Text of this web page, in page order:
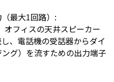
最大1回路）:
フィスの天井スピーカー
、電話機の受話器からダイ
グ）を流すための出力端子